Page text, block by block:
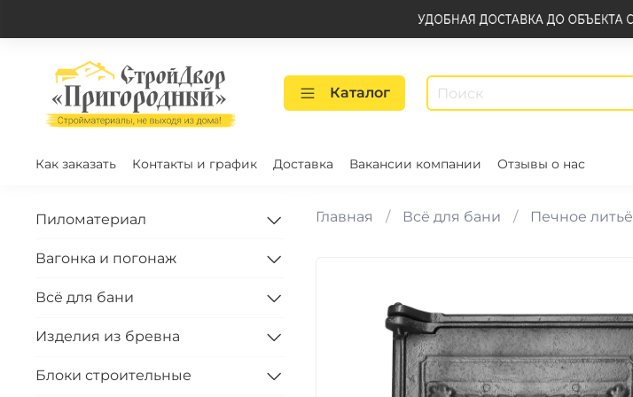
Каталог
Как заказать Контакты и график Доставка Вакансии компании Отзывы о нас
Главная Всё для бани Печное литьё
Пиломатериал
Вагонка и погонаж
Всё для бани
Изделия из бревна
Блоки строительные